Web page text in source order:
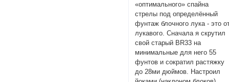
«оптимального» спайна
стрелы под определённый
фунтаж блочного лука - это
лукавого. Сначала я скрутил
свой старый BR33 на
минимальные для него 55
фунтов и сократил растяжку
до 28ми дюймов. Настроил